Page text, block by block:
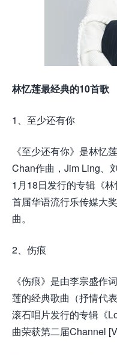
林忆莲最经典的10首歌
1、至少还有你
《至少还有你》是林忆
Chan作曲，Jim Ling、
1月18日发行的专辑《
首届华语流行乐传媒大
曲。
2、伤痕
《伤痕》是由李宗盛作
莲的经典歌曲（抒情代
滚石唱片发行的专辑《
曲荣获第二届Channel